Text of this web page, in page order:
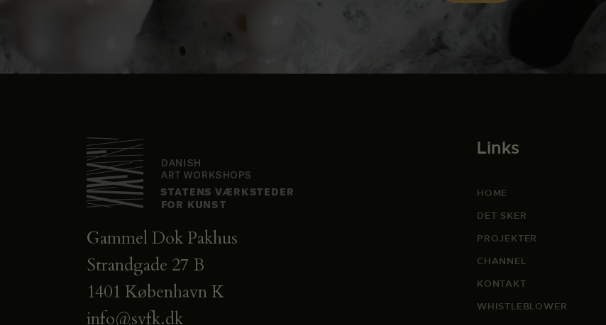
Gammel Dok Pakhus
Strandgade 27 B
1401 København K
info@svfk.dk
Links
HOME
DET SKER
PROJEKTER
CHANNEL
KONTAKT
WHISTLEBLOWER